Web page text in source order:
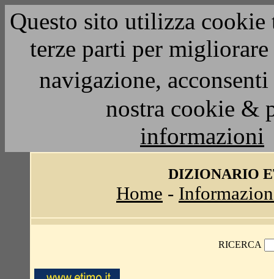
Questo sito utilizza
terze parti per
navigazione,
nostra cookie &
informazioni
DIZIONARIO
Home -
RICERCA